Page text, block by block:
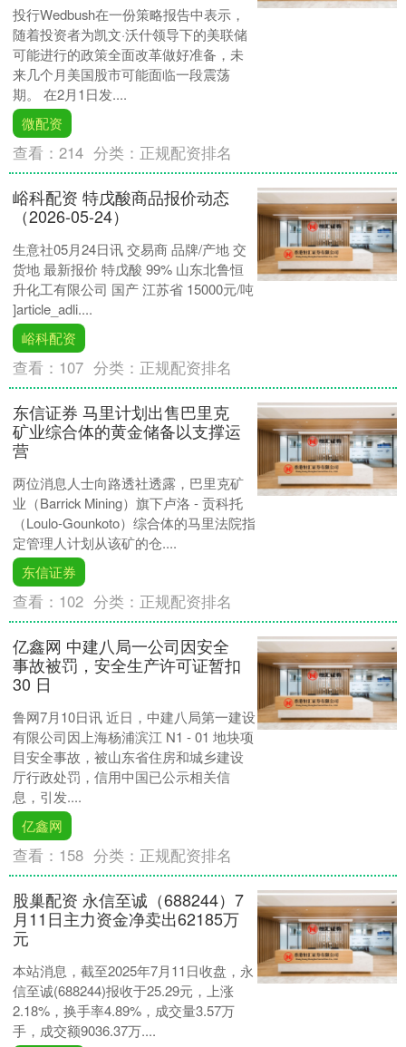
投行Wedbush在一份策略报告中表示，
随着投资者为凯文·沃什领导下的美联储
可能进行的政策全面改革做好准备，未
来几个月美国股市可能面临一段震荡
期。 在2月1日发....
微配资
查看：214 分类： 正规配资排名
峪科配资 特戊酸商品报价动态
（2026-05-24）
生意社05月24日讯 交易商 品牌/产地 交
货地 最新报价 特戊酸 99% 山东北鲁恒
升化工有限公司 国产 江苏省 15000元/吨
]article_adli....
峪科配资
查看： 107 分类： 正规配资排名
东信证券 马里计划出售巴里克
矿业综合体的黄金储备以支撑运
营
两位消息人士向路透社透露，巴里克矿
业（Barrick Mining）旗下卢洛 - 贡科托
（Loulo-Gounkoto）综合体的马里法院指
定管理人计划从该矿的仓....
东信证券
查看： 102 分类： 正规配资排名
亿鑫网 中建八局一公司因安全
事故被罚，安全生产许可证暂扣
30 日
鲁网7月10日讯 近日，中建八局第一建设
有限公司因上海杨浦滨江 N1 - 01 地块项
目安全事故，被山东省住房和城乡建设
厅行政处罚，信用中国已公示相关信
息，引发....
亿鑫网
查看： 158 分类： 正规配资排名
股巢配资 永信至诚（688244）7
月11日主力资金净卖出62185万
元
本站消息，截至2025年7月11日收盘，永
信至诚(688244)报收于25.29元，上涨
2.18%，换手率4.89%，成交量3.57万
手，成交额9036.37万....